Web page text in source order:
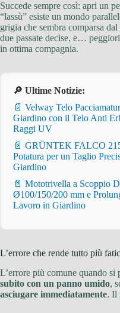
Succede sempre così: apri un
“lassù” esiste un mondo
grigia che sembra comparsa
due passate decise, e…
in ottima compagnia.
🔎 Ultime Notizie:
📄 Velway Telo
Giardino con il Telo Anti
Raggi UV
📄 GRÜNTEK FALCO
Potatura per un Taglio
Giardino
📄 Mototrivella a Scoppio
Ø100/150/200 mm e
Lavoro in Giardino
L’errore che rende tutto più
L’errore più comune quando si
subito con un panno umido,
asciugare immediatamente. Il